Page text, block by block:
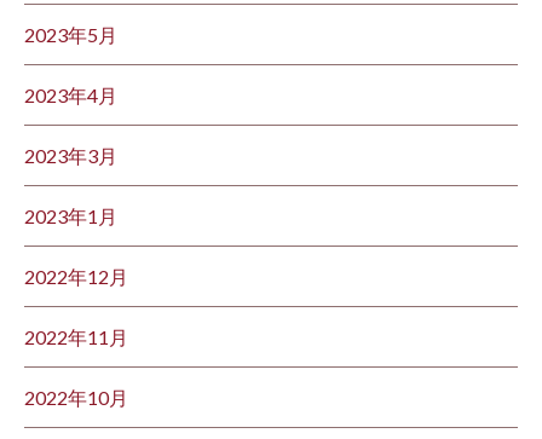
2023年5月
2023年4月
2023年3月
2023年1月
2022年12月
2022年11月
2022年10月